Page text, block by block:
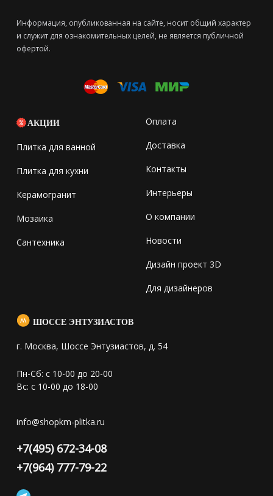
Информация, опубликованная на сайте, носит общий характер
и служит для ознакомительных целей, не является публичной
офертой.
АКЦИИ
Плитка для ванной
Плитка для кухни
Керамогранит
Мозаика
Сантехника
Оплата
Доставка
Контакты
Интерьеры
О компании
Новости
Дизайн проект 3D
Для дизайнеров
ШОССЕ ЭНТУЗИАСТОВ
г. Москва, Шоссе Энтузиастов, д. 54
Пн-Сб: с 10-00 до 20-00
Вс: с 10-00 до 18-00
info@shopkm-plitka.ru
+7(495) 672-34-08
+7(964) 777-79-22